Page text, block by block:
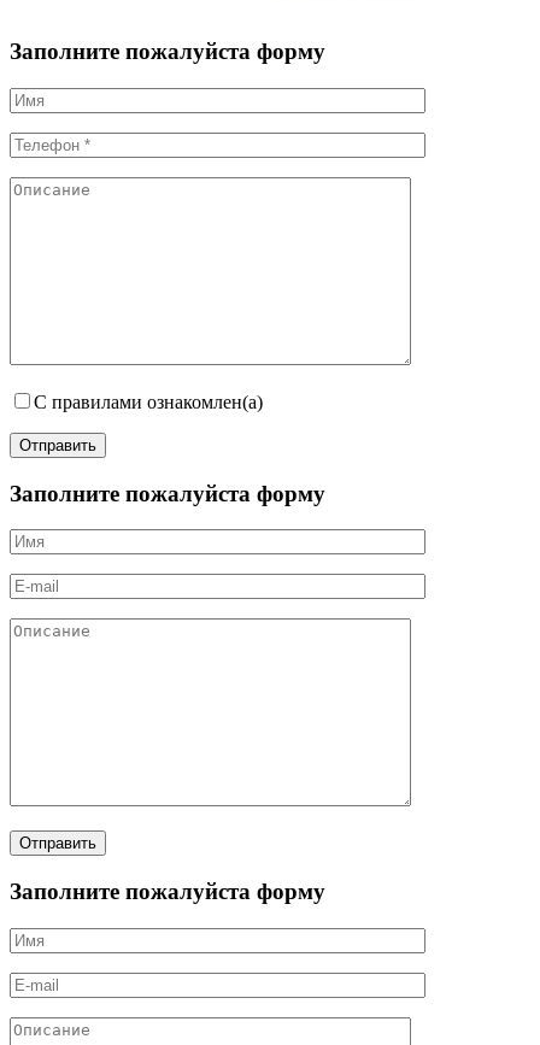
Заполните пожалуйста форму
С правилами ознакомлен(а)
Заполните пожалуйста форму
Заполните пожалуйста форму